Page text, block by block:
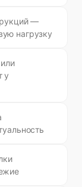
—
нагрузку
у